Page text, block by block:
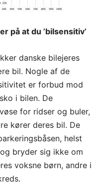
på at du ’bilsensitiv’
danske bilejeres
bil. Nogle af de
er forbud mod
i bilen. De
for ridser og buler,
kører deres bil. De
helst
bryder sig ikke om
voksne børn, andre i